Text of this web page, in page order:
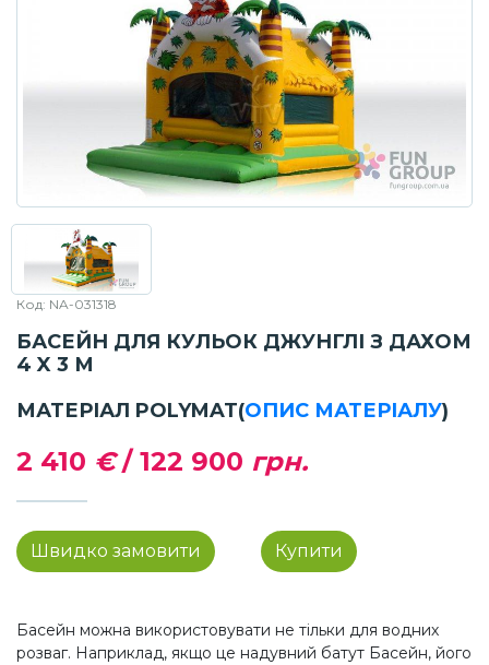
Код: NA-031318
БАСЕЙН ДЛЯ КУЛЬОК ДЖУНГЛІ З ДАХОМ
4 X 3 М
МАТЕРІАЛ POLYMAT(ОПИС МАТЕРІАЛУ)
2 410 €/ 122 900 грн.
Швидко замовити Купити
Басейн можна використовувати не тільки для водних
розваг. Наприклад, якщо це надувний батут Басейн, його